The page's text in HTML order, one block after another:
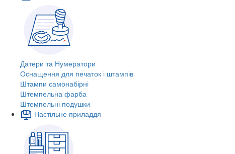
Датери та Нумератори
Оснащення для печаток і штампів
Штампи самонабірні
Штемпельна фарба
Штемпельні подушки
Настільне приладдя